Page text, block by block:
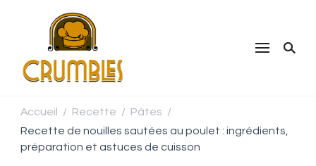
Que des recettes pour s'inspirer
Accueil / Recette / Pâtes /
Recette de nouilles sautées au poulet : ingrédients,
préparation et astuces de cuisson